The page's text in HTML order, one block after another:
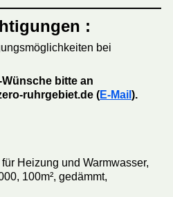
:
bei
bitte an
ruhrgebiet.de (E-Mail ).
Heizung und Warmwasser,
100m², gedämmt,